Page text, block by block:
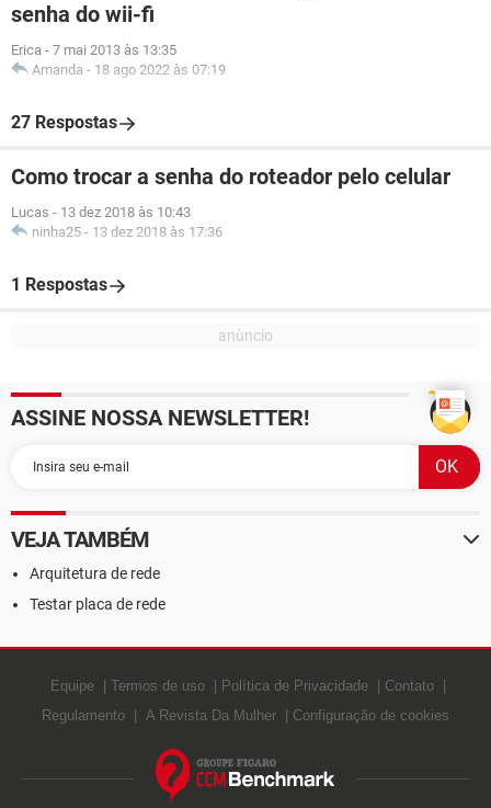
senha do wii-fi
Erica - 7 mai 2013 às 13:35
Amanda - 18 ago 2022 às 07:19
27 Respostas
Como trocar a senha do roteador pelo celular
Lucas - 13 dez 2018 às 10:43
ninha25 - 13 dez 2018 às 17:36
1 Respostas
ASSINE NOSSA NEWSLETTER!
VEJA TAMBÉM
Arquitetura de rede
Testar placa de rede
Equipe Termos de uso Política de Privacidade
Contato
Regulamento
A Revista Da Mulher Configuração de cookies